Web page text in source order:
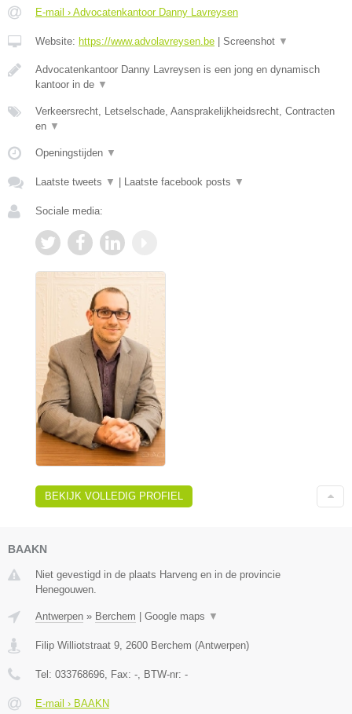
E-mail › Advocatenkantoor Danny Lavreysen
Website: https://www.advolavreysen.be Screenshot ▼
Advocatenkantoor Danny Lavreysen is een jong en dynamisch
kantoor in de ▼
Verkeersrecht, Letselschade, Aansprakelijkheidsrecht, Contracten
en ▼
Openingstijden ▼
Laatste tweets ▼ Laatste facebook posts ▼
Sociale media:
BEKIJK VOLLEDIG PROFIEL
BAAKN
Niet gevestigd in de plaats Harveng en in de provincie
Henegouwen.
Antwerpen » Berchem Google maps ▼
Filip Williotstraat 9 2600 Berchem (Antwerpen)
Tel: 033768696 , Fax: - , BTW-nr: -
E-mail › BAAKN